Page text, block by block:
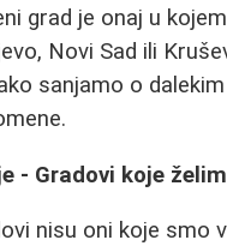
grad je onaj u
Novi Sad ili
sanjamo o
- Gradovi koje
nisu oni koje smo